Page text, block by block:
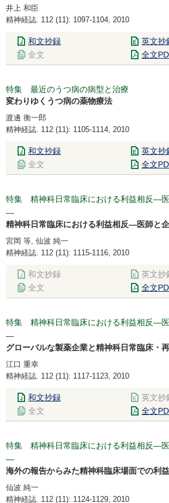
井上 和臣
精神経誌. 112 (11): 1097-1104, 2010
和文抄録
英文抄
全文
全文
特集 最近のうつ病の病型と治療
変わりゆくうつ病の薬物療法
渡邊 衡一郎
精神経誌. 112 (11): 1105-1114, 2010
和文抄録
英文抄
全文
全文
特集 精神科日常臨床における利益相反―
―
精神科日常臨床における利益相反―医師と
宮岡 等, 仙波 純一
精神経誌. 112 (11): 1115-1116, 2010
和文抄録
英文抄
全文
全文
特集 精神科日常臨床における利益相反―
―
グローバルな製薬企業と精神科日常臨床・
江口 重幸
精神経誌. 112 (11): 1117-1123, 2010
和文抄録
英文抄
全文
全文
特集 精神科日常臨床における利益相反―
―
海外の報告からみた精神科臨床場面での利
仙波 純一
精神経誌. 112 (11): 1124-1129, 2010